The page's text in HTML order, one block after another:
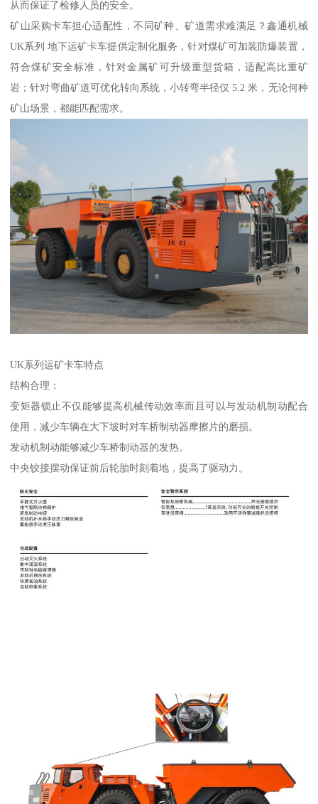
从而保证了检修人员的安全。
矿山采购卡车担心适配性，不同矿种、矿道需求难满足？鑫通机械
UK系列 地下运矿卡车提供定制化服务，针对煤矿可加装防爆装置，
符合煤矿安全标准，针对金属矿可升级重型货箱，适配高比重矿
岩；针对弯曲矿道可优化转向系统，小转弯半径仅 5.2 米，无论何种
矿山场景，都能匹配需求。
UK系列运矿卡车特点
结构合理：
变矩器锁止不仅能够提高机械传动效率而且可以与发动机制动配合
使用，减少车辆在大下坡时对车桥制动器摩擦片的磨损。
发动机制动能够减少车桥制动器的发热。
中央铰接摆动保证前后轮胎时刻着地，提高了驱动力。